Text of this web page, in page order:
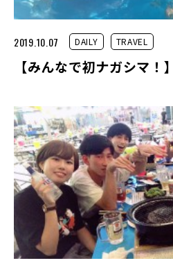
2019.10.07 DAILY TRAVEL
【みんなで初ナガシマ！】